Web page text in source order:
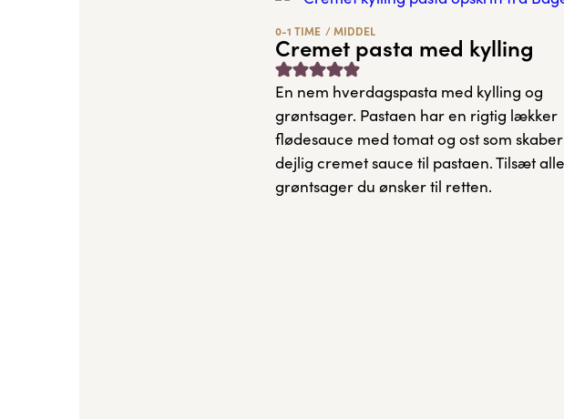
0-1 TIME /MIDDEL
Cremet pasta med kylling
En nem hverdagspasta med kylling og
grøntsager. Pastaen har en rigtig lækker
flødesauce med tomat og ost som
dejlig cremet sauce til pastaen. Tilsæt
grøntsager du ønsker til retten.